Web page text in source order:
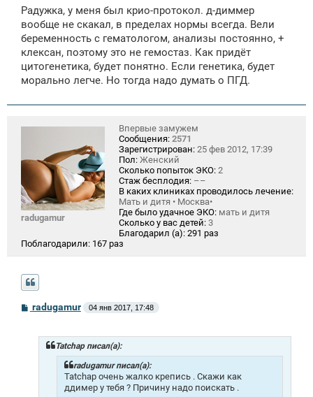
Радужка, у меня был крио-протокол. д-диммер
вообще не скакал, в пределах нормы всегда. Вели
беременность с гематологом, анализы постоянно, +
клексан, поэтому это не гемостаз. Как придёт
цитогенетика, будет понятно. Если генетика, будет
морально легче. Но тогда надо думать о ПГД.
radugamur
Впервые замужем
Сообщения: 2571
Зарегистрирован: 25 фев 2012, 17:39
Пол: Женский
Сколько попыток ЭКО: 2
Стаж бесплодия: ––
В каких клиниках проводилось лечение:
Мать и дитя • Москва•
Где было удачное ЭКО: мать и дитя
Сколько у вас детей: 3
Благодарил (а): 291 раз
Поблагодарили: 167 раз
Сradugamur 04 янв 2017, 17:48
Tatchap писал(а):
radugamur писал(а):
Tatchap очень жалко крепись . Скажи как
ддимер у тебя ? Причину надо поискать .